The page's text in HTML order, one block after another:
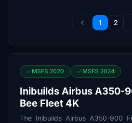
1 2
MSFS 2020 MSFS 2024
Inibuilds Airbus A350-
Bee Fleet 4K
The Inibuilds Airbus A350-900